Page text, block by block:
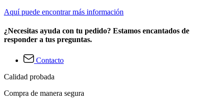
Aquí puede encontrar más información
¿Necesitas ayuda con tu pedido? Estamos encantados de
responder a tus preguntas.
Contacto
Calidad probada
Compra de manera segura